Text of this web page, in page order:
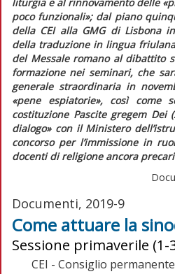
poco funzionali»; dal piano
della CEI alla GMG di Lisbona
della traduzione in lingua
del Messale romanoal dibattito
formazione nei seminari, che
generale straordinaria in
«pene espiatorie», così come
costituzione Pascite gregem Dei
dialogo»con il Ministero
concorso per l’immissione in
docenti di religione ancora
Documenti, 2019-9
Come attuare la
Sessione primaverile (1-
CEI - Consiglio